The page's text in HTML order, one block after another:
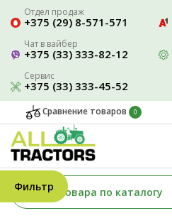
Отдел продаж
+375 (29) 8-571-571
Чат в вайбер
+375 (33) 333-82-12
Сервис
+375 (33) 333-45-52
Сравнение товаров 0
Фильтр